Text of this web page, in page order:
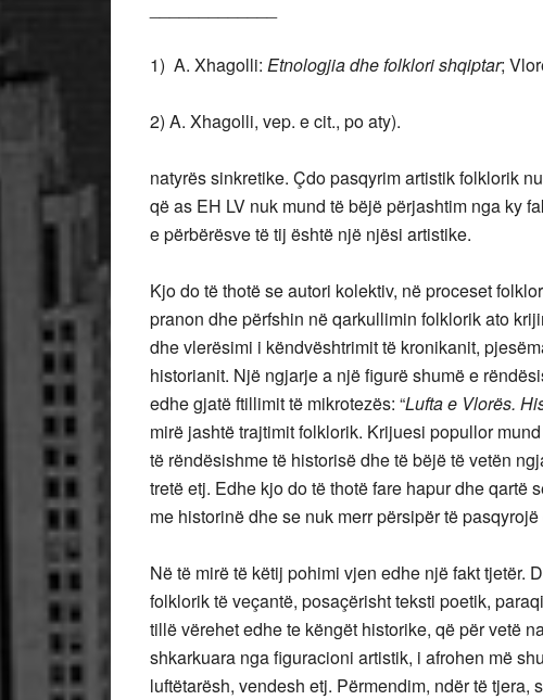
1) A. Xhagolli: Etnologjia dhe folklori shqiptar;
2) A. Xhagolli, vep. e cit., po aty).
natyrës sinkretike. Çdo pasqyrim artistik folklorik
që as EH LV nuk mund të bëjë përjashtim nga ky
e përbërësve të tij është një njësi artistike.
Kjo do të thotë se autori kolektiv, në proceset
pranon dhe përfshin në qarkullimin folklorik ato
dhe vlerësimi i këndvështrimit të kronikanit,
historianit. Një ngjarje a një figurë shumë e
edhe gjatë ftillimit të mikrotezës: “Lufta e Vlorës.
mirë jashtë trajtimit folklorik. Krijuesi popullor
të rëndësishme të historisë dhe të bëjë të vetën
tretë etj. Edhe kjo do të thotë fare hapur dhe qartë
me historinë dhe se nuk merr përsipër të
Në të mirë të këtij pohimi vjen edhe një fakt tjetër.
folklorik të veçantë, posaçërisht teksti poetik,
tillë vërehet edhe te këngët historike, që për vetë
shkarkuara nga figuracioni artistik, i afrohen më
luftëtarësh, vendesh etj. Përmendim, ndër të tjera,